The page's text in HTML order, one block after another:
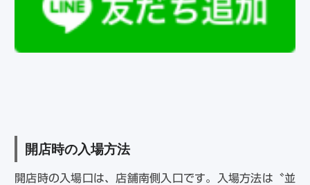
開店時の入場方法
開店時の入場口は、店舗南側入口です。入場方法は〝並